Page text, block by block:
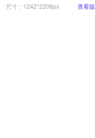
尺寸：1242*2208px 查看